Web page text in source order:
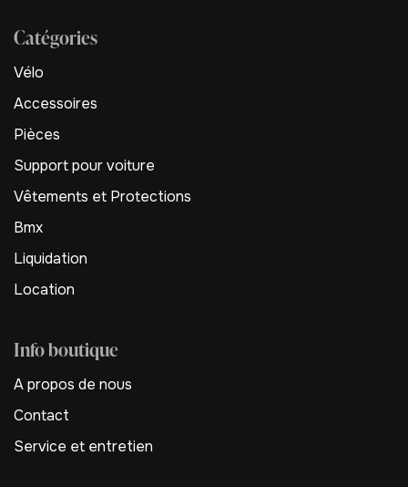
Catégories
Vélo
Accessoires
Pièces
Support pour voiture
Vêtements et Protections
Bmx
Liquidation
Location
Info boutique
A propos de nous
Contact
Service et entretien